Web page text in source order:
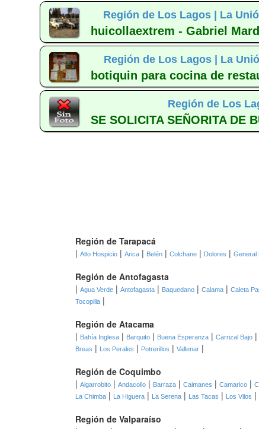
Región de Los Lagos | La
huicollaextrem - Gabriel
Región de Los Lagos | La
botiquin para cocina de
Región de Los
SE SOLICITA SEÑORITA DE
Región de Tarapacá
| Alto Hospicio | Arica | Belén | Colchane | Dolores | General
Región de Antofagasta
| Agua Verde | Antofagasta | Baquedano | Calama | Caleta
Tocopilla |
Región de Atacama
| Bahía Inglesa | Barquito | Buena Esperanza | Carrizal Bajo |
Breas | Los Perales | Potrerillos | Vallenar |
Región de Coquimbo
| Algarrobito | Andacollo | Barraza | Caimanes | Camarico |
La Chimba | La Higuera | La Serena | Las Tacas | Los Vilos |
Región de Valparaíso